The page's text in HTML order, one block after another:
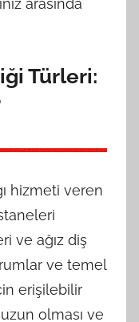
Türleri:
hizmeti veren
ve ağız diş
ve temel
erişilebilir
olması ve